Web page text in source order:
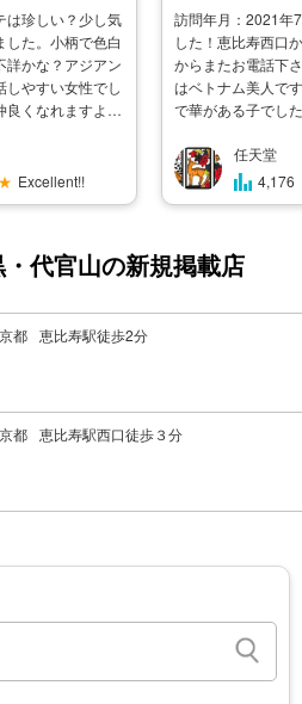
は珍しい？少し気
した。小柄で色白
詳かな？アジアン
しやすい女性でし
良くなれますよ～
全然違います
すよ�
Excellent!!
訪問年月：2021年
した！恵比寿西口
からまたお電話下
はベトナム美人で
で華がある子でし
本語も上手で知識
ました。ホームペ
任天堂
4,176
代官山の新規掲載店
都 恵比寿駅徒歩2分
都 恵比寿駅西口徒歩３分